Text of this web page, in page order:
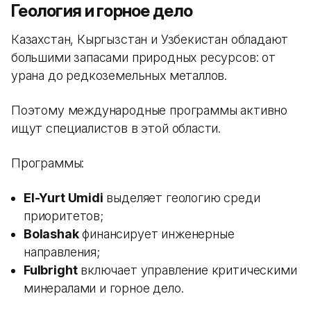
Геология и горное дело
Казахстан, Кыргызстан и Узбекистан обладают
большими запасами природных ресурсов: от
урана до редкоземельных металлов.
Поэтому международные программы активно
ищут специалистов в этой области.
Программы:
El-Yurt Umidi выделяет геологию среди
приоритетов;
Bolashakфинансирует инженерные
направления;
Fulbrightвключает управление критическими
минералами и горное дело.